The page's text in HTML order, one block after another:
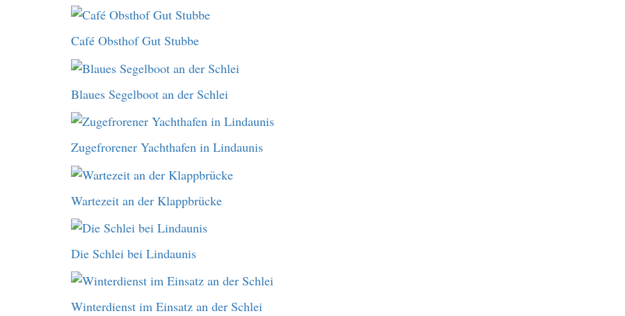
Café Obsthof Gut Stubbe
Blaues Segelboot an der Schlei
Zugefrorener Yachthafen in Lindaunis
Wartezeit an der Klappbrücke
Die Schlei bei Lindaunis
Winterdienst im Einsatz an der Schlei